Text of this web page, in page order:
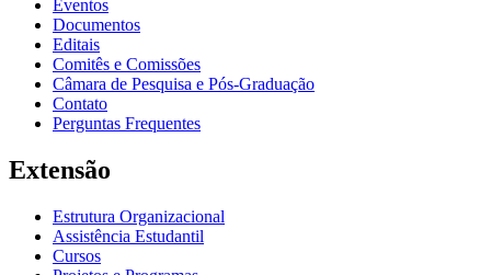
Eventos
Documentos
Editais
Comitês e Comissões
Câmara de Pesquisa e Pós-Graduação
Contato
Perguntas Frequentes
Extensão
Estrutura Organizacional
Assistência Estudantil
Cursos